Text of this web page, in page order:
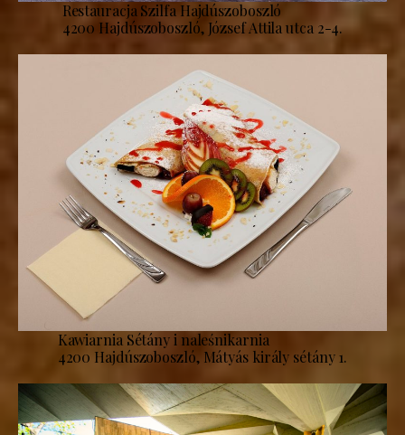
Restauracja Szilfa Hajdúszoboszló
4200 Hajdúszoboszló, József Attila utca 2-4.
Kawiarnia Sétány i naleśnikarnia
4200 Hajdúszoboszló, Mátyás király sétány 1.